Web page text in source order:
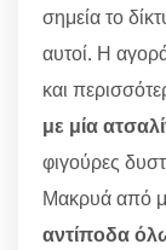
σημεία το
αυτοί. Η
και
με μία
φιγούρες
Μακρυά από
αντίποδα